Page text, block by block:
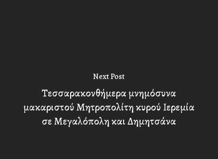
Next Post
Τεσσαρακονθήμερα μνημόσυνα
μακαριστού Μητροπολίτη κυρού Ιερεμία
σε Μεγαλόπολη και Δημητσάνα